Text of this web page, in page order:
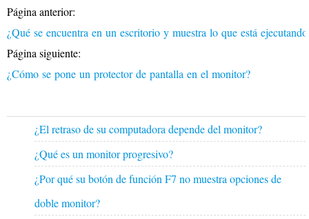
Página anterior:
¿Qué se encuentra en un escritorio y muestra lo que está
Página siguiente:
¿Cómo se pone un protector de pantalla en el monitor?
¿El retraso de su computadora depende del monitor?
¿Qué es un monitor progresivo?
¿Por qué su botón de función F7 no muestra opciones de
doble monitor?